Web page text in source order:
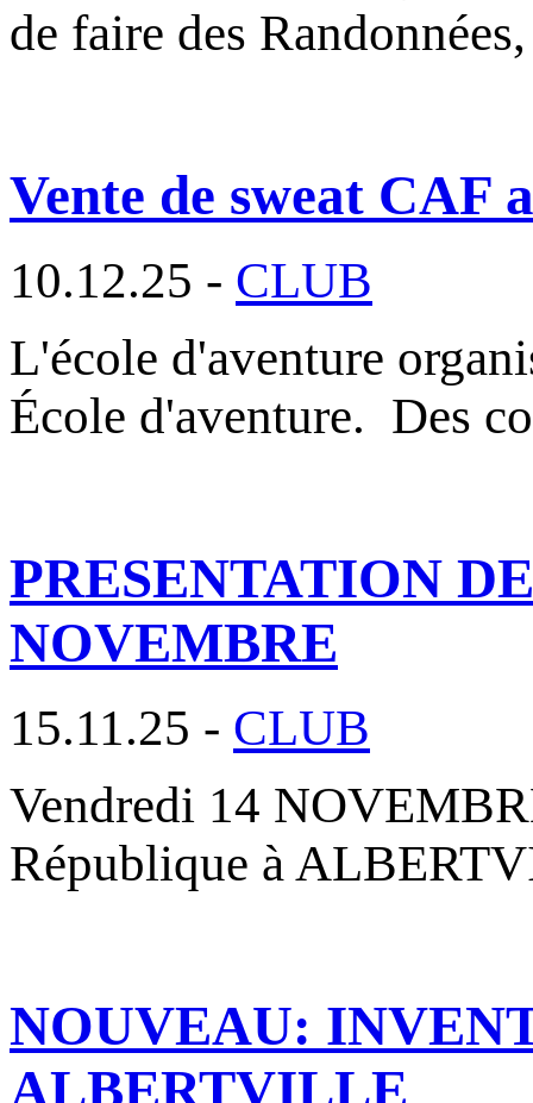
de faire des
Vente de sweat CAF
10.12.25 - CLUB
L'école d'aventure
École d'aventure. Des
PRESENTATION
NOVEMBRE
15.11.25 - CLUB
Vendredi 14
République à
NOUVEAU:
ALBERTVILLE